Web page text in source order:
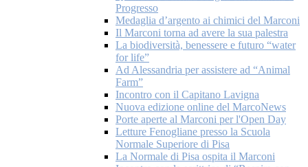
Progresso
Medaglia d’argento ai chimici del Marconi
Il Marconi torna ad avere la sua palestra
La biodiversità, benessere e futuro “water
for life”
Ad Alessandria per assistere ad “Animal
Farm”
Incontro con il Capitano Lavigna
Nuova edizione online del MarcoNews
Porte aperte al Marconi per l'Open Day
Letture Fenogliane presso la Scuola
Normale Superiore di Pisa
La Normale di Pisa ospita il Marconi